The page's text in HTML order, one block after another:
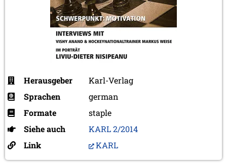
Herausgeber
Karl-Verlag
Sprachen
german
Formate
staple
Siehe auch
KARL 2/2014
Link
KARL